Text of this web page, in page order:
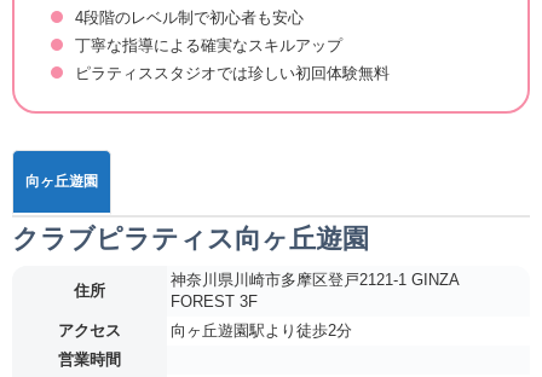
4段階のレベル制で初心者も安心
丁寧な指導による確実なスキルアップ
ピラティススタジオでは珍しい初回体験無料
向ヶ丘遊園
クラブピラティス向ヶ丘遊園
住所
神奈川県川崎市多摩区登戸2121-1 GINZA
FOREST 3F
アクセス
向ヶ丘遊園駅より徒歩2分
営業時間